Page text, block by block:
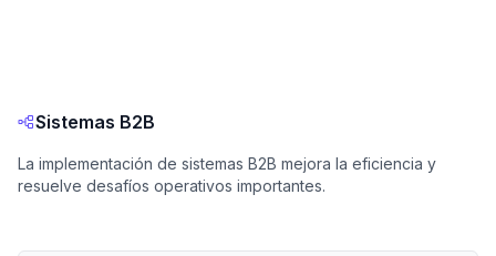
Sistemas B2B
La implementación de sistemas B2B mejora la eficiencia y
resuelve desafíos operativos importantes.